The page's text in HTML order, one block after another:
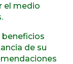
el medio
beneficios
de su